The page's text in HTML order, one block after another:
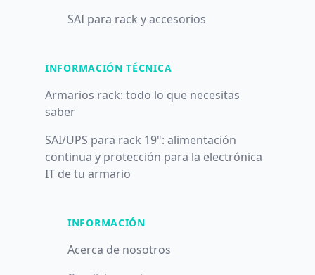
SAI para rack y accesorios
INFORMACIÓN TÉCNICA
Armarios rack: todo lo que necesitas
saber
SAI/UPS para rack 19": alimentación
continua y protección para la electrónica
IT de tu armario
INFORMACIÓN
Acerca de nosotros